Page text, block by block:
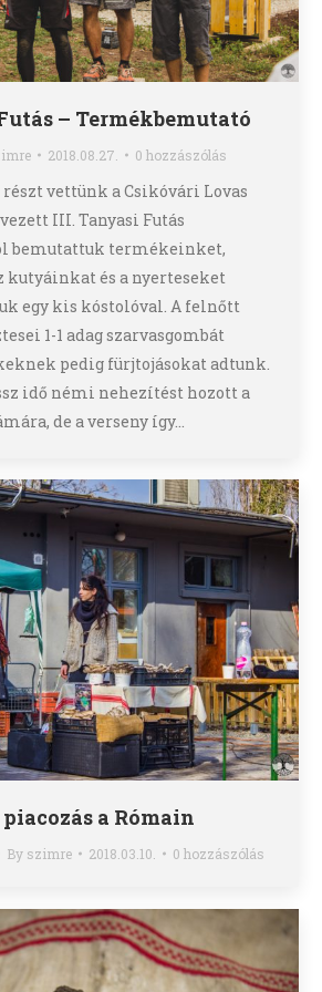
– Termékbemutató
2018.08.27. 0 hozzászólás
részt vettünk a Csikóvári Lovas
III. Tanyasi Futás
bemutattuk termékeinket,
kutyáinkat és a nyerteseket
egy kis kóstolóval. A felnőtt
1-1 adag szarvasgombát
pedig fürjtojásokat adtunk.
idő némi nehezítést hozott a
de a verseny így…
a Rómain
By szimre 2018.03.10. 0 hozzászólás